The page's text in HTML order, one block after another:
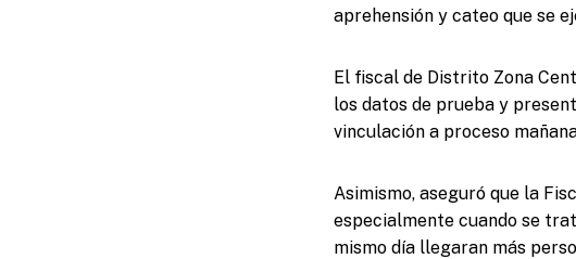
aprehensión y cateo que se
El fiscal de Distrito Zona
los datos de prueba y
vinculación a proceso
Asimismo, aseguró que la
especialmente cuando se
mismo día llegaran más